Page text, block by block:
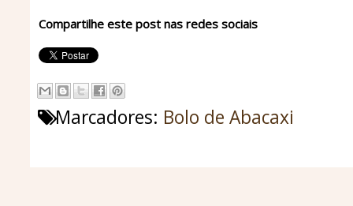
Compartilhe este post nas redes sociais
Marcadores: Bolo de Abacaxi